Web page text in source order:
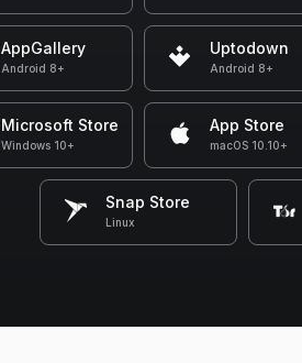
AppGallery
Android 8+
Uptodown
Android 8+
Microsoft Store
Windows 10+
App Store
macOS 10.10+
Snap Store
Linux